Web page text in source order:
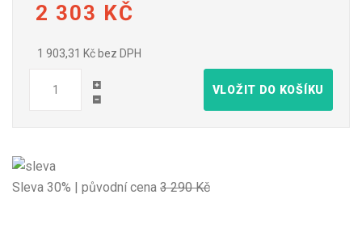
2 303 KČ
1 903,31 Kč bez DPH
VLOŽIT DO KOŠÍKU
Sleva 30% | původní cena 3 290 Kč